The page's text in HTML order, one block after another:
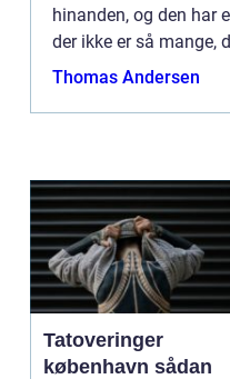
hinanden, og den har
der ikke er så mange,
deres hjem? Det lyder
Thomas Andersen
Tatoveringer
københavn sådan